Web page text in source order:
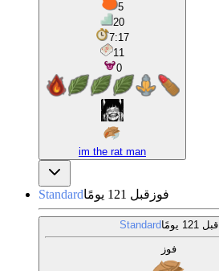
5
20
7:17
11
0
im the rat man
Standard فوز قبل 121 يومًا
Standard قبل 121 يومًا
فوز